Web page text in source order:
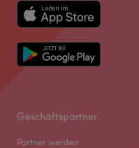
Geschäftspartner
Partner werden